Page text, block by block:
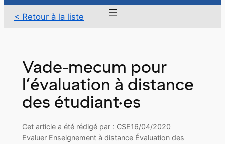
< Retour à la liste
Vade-mecum pour
l’évaluation à distance
des étudiant·es
Cet article a été rédigé par : CSE16/04/2020
Evaluer Enseignement à distance Évaluation des